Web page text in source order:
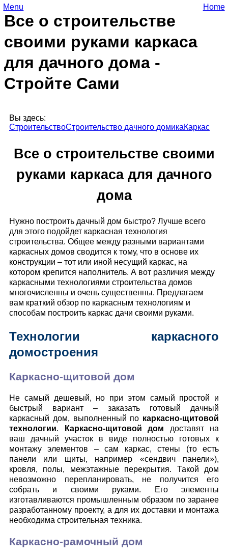
Все о строительстве
своими руками каркаса
для дачного дома -
Стройте Сами
Menu Home
Вы здесь:
СтроительствоСтроительство дачного домикаКаркас
Все о строительстве своими
руками каркаса для дачного
дома
Нужно построить дачный дом быстро? Лучше всего
для этого подойдет каркасная технология
строительства. Общее между разными вариантами
каркасных домов сводится к тому, что в основе их
конструкции – тот или иной несущий каркас, на
котором крепится наполнитель. А вот различия между
каркасными технологиями строительства домов
многочисленны и очень существенны. Предлагаем
вам краткий обзор по каркасным технологиям и
способам построить каркас дачи своими руками.
Технологии каркасного
домостроения
Каркасно-щитовой дом
Не самый дешевый, но при этом самый простой и
быстрый вариант – заказать готовый дачный
каркасный дом, выполненный по каркасно-щитовой
технологии. Каркасно-щитовой дом доставят на
ваш дачный участок в виде полностью готовых к
монтажу элементов – сам каркас, стены (то есть
панели или щиты, например «сендвич панели»),
кровля, полы, межэтажные перекрытия. Такой дом
невозможно перепланировать, не получится его
собрать и своими руками. Его элементы
изготавливаются промышленным образом по заранее
разработанному проекту, а для их доставки и монтажа
необходима строительная техника.
Каркасно-рамочный дом